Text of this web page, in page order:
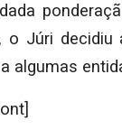
o Júri decidiu
a algumas